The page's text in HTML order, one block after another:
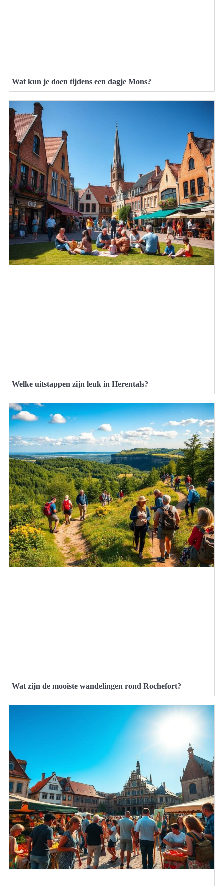
Wat kun je doen tijdens een dagje Mons?
Welke uitstappen zijn leuk in Herentals?
Wat zijn de mooiste wandelingen rond Rochefort?